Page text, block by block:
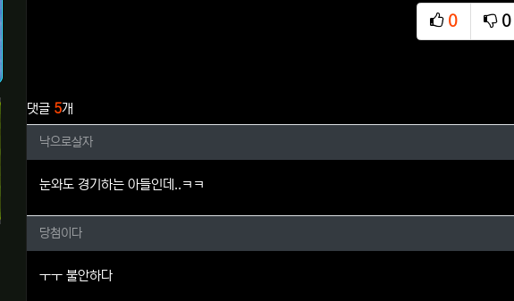
0
추천
0
비
댓글 5개
낙으로살자님의 댓글
낙으로살자
눈와도 경기하는 아들인데..ㅋㅋ
당첨이다님의 댓글
당첨이다
ㅜㅜ 불안하다